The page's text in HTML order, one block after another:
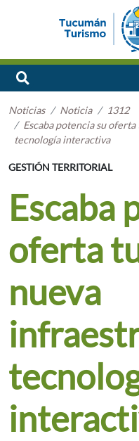
Noticias Noticia
1312
Escaba potencia su
tecnología interactiva
GESTIÓN TERRITORIAL
Escaba
oferta
nueva